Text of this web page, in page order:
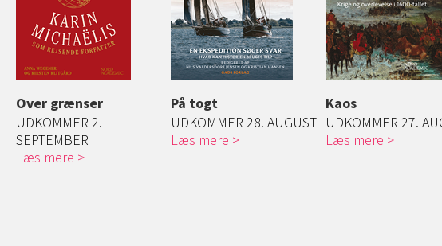
Over grænser
UDKOMMER 2.
SEPTEMBER
Læs mere
På togt
UDKOMMER 28. AUGUST
Læs mere
Kaos
UDKOMMER 27.
Læs mere